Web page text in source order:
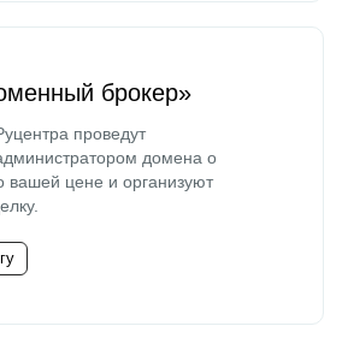
брокер»
проведут
домена о
вашей цене и организуют